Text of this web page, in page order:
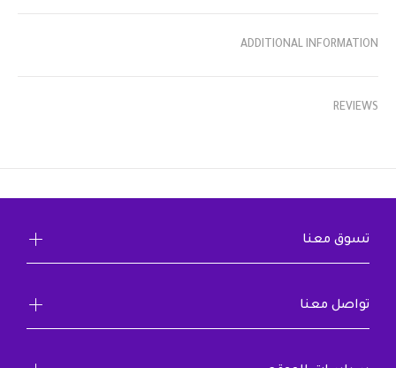
ADDITIONAL INFORMATION
REVIEWS
تسوق معنا
تواصل معنا